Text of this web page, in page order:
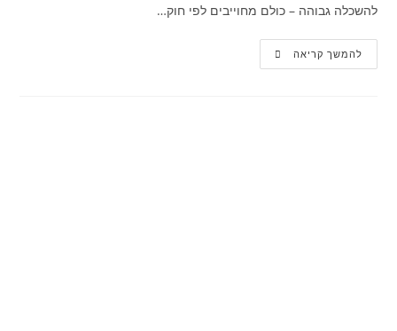
להשכלה גבוהה – כולם מחוייבים לפי חוק…
להמשך קריאה